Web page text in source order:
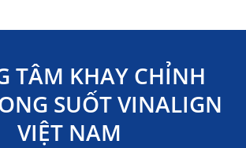
TÂM KHAY CHỈNH
SUỐT VINALIGN
VIỆT NAM